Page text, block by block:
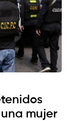
mujer